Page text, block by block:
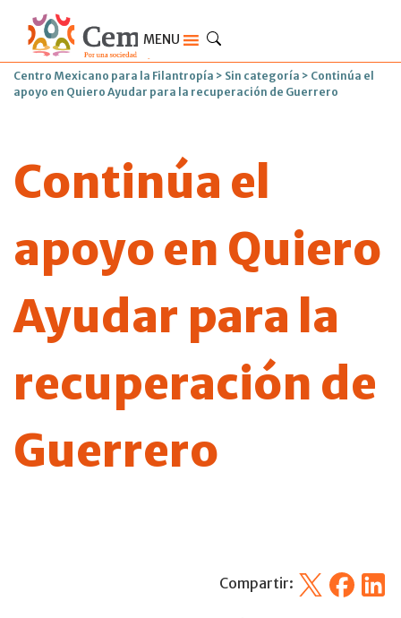
MENU
Centro Mexicano para la Filantropía > Sin categoría > Continúa el
apoyo en Quiero Ayudar para la recuperación de Guerrero
Continúa el
apoyo en Quiero
Ayudar para la
recuperación de
Guerrero
Compartir: X Facebook